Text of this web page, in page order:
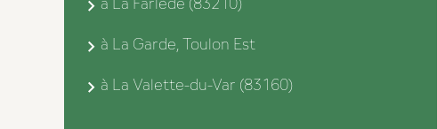
à La Garde, Toulon Est
à La Valette-du-Var (83160)